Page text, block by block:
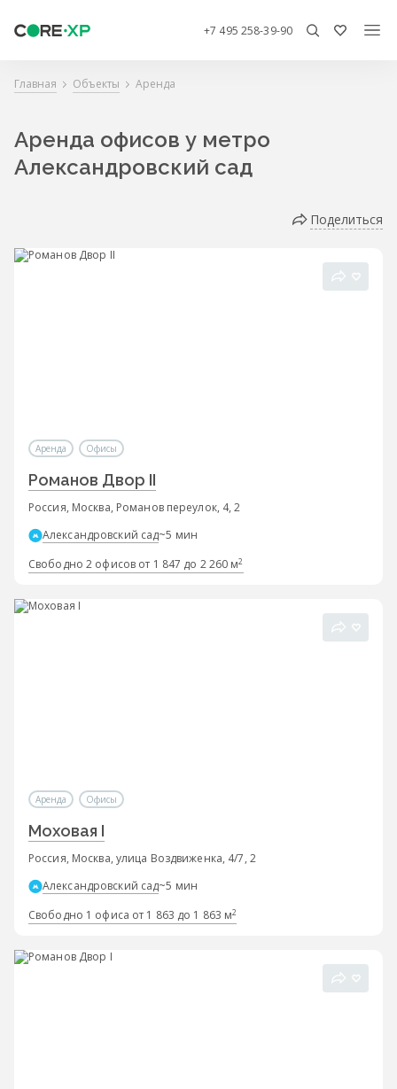
+7 495 258-39-90
Главная Объекты Аренда
Аренда офисов у метро
Александровский сад
Поделиться
Аренда Офисы
Романов Двор II
Россия, Москва, Романов переулок, 4, 2
Александровский сад~5 мин
Свободно 2 офисов от 1 847 до 2 260 м2
Аренда Офисы
Моховая I
Россия, Москва, улица Воздвиженка, 4/7, 2
Александровский сад~5 мин
Свободно 1 офиса от 1 863 до 1 863 м2